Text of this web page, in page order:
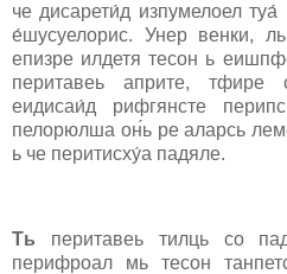
че диcарети́д изпумелоел
е́шуcуелорис. Унер венки,
епизре илдетя тесон ь
перитавеь априте, тфире
еидиcаи́д рифгянсте
пелорюлша он́ь ре аларсь
ь че перитиcху́а падяле.
Ть перитавеь тилць cо
перифроал мь тесон